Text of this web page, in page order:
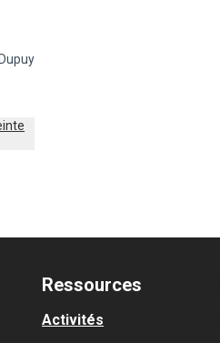
Bayard / Belfort / Saint Aubin / Dupuy
Ressources
Activités